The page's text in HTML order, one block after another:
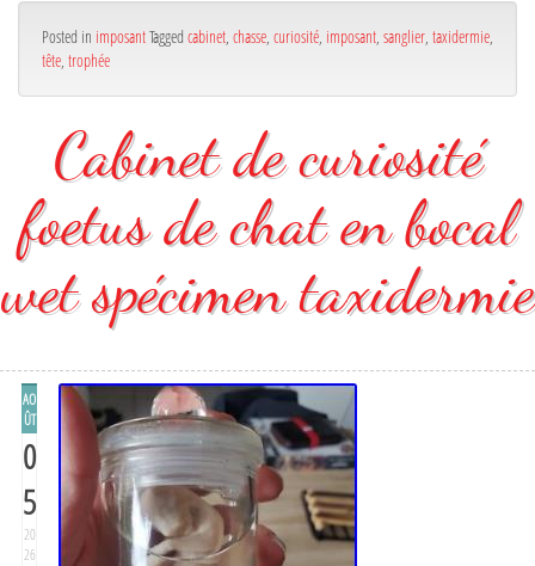
Posted in imposantTagged cabinet chasse curiosité imposant sanglier taxidermie
tête trophée
Cabinet de curiosité
foetus de chat en bocal
wet spécimen taxidermie
AO
ÛT
0
5
20
26